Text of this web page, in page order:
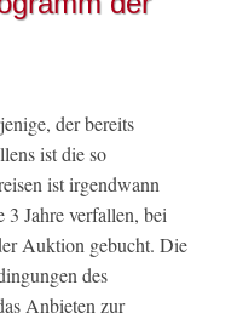
der bereits
ist die so
ist irgendwann
Jahre verfallen, bei
Auktion gebucht. Die
des
Anbieten zur